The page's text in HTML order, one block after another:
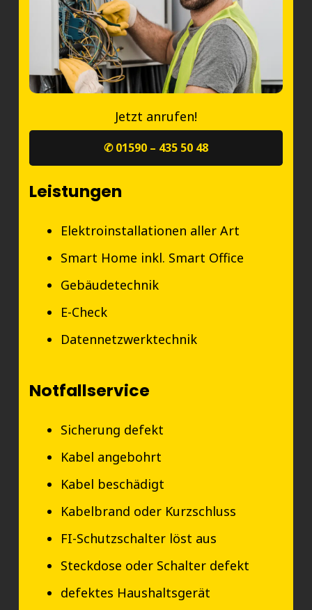
Jetzt anrufen!
✆ 01590 – 435 50 48
Leistungen
Elektroinstallationen aller Art
Smart Home inkl. Smart Office
Gebäudetechnik
E-Check
Datennetzwerktechnik
Notfallservice
Sicherung defekt
Kabel angebohrt
Kabel beschädigt
Kabelbrand oder Kurzschluss
FI-Schutzschalter löst aus
Steckdose oder Schalter defekt
defektes Haushaltsgerät